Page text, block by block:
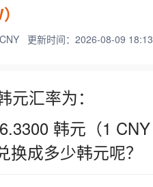
更新时间：2026-08-09
汇率为：
韩元（1
换成多少韩元呢？